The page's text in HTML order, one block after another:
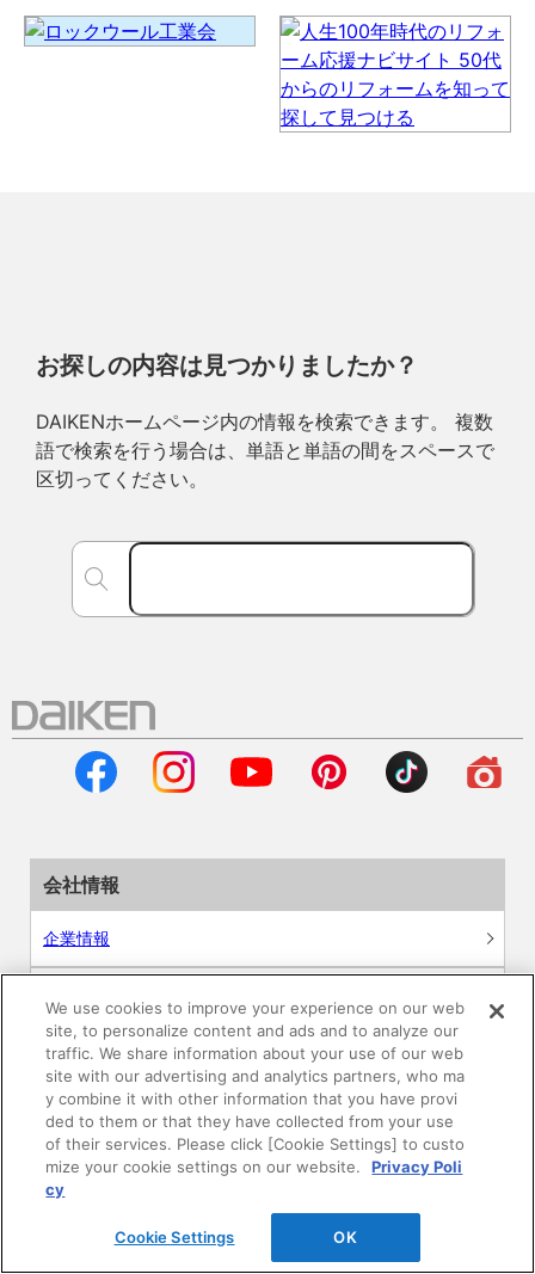
お探しの内容は見つかりましたか？
DAIKENホームページ内の情報を検索できます。 複数
語で検索を行う場合は、単語と単語の間をスペースで
区切ってください。
会社情報
企業情報
採用情報
ニュースリリース
Global
We use cookies to improve your experience on our web
site, to personalize content and ads and to analyze our
traffic. We share information about your use of our web
site with our advertising and analytics partners, who ma
y combine it with other information that you have provi
ded to them or that they have collected from your use
of their services. Please click [Cookie Settings] to custo
mize your cookie settings on our website.
Privacy Poli
cy
Cookie Settings OK